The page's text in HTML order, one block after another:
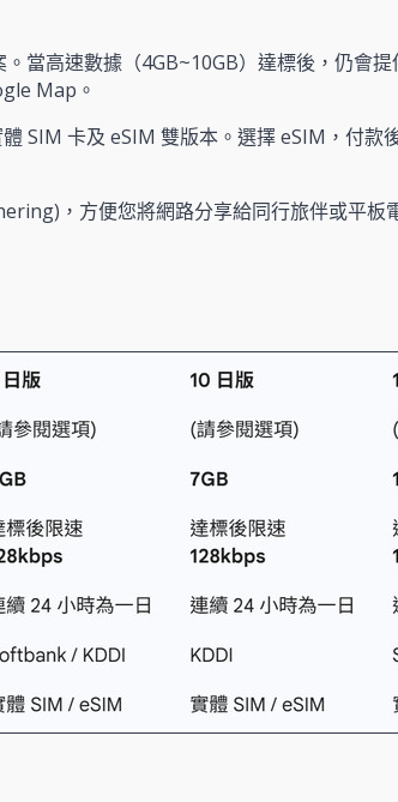
當高速數據（4GB~10GB）達標後，仍會
Map。
SIM 卡及 eSIM 雙版本。選擇 eSIM，付款
，方便您將網路分享給同行旅伴或平板